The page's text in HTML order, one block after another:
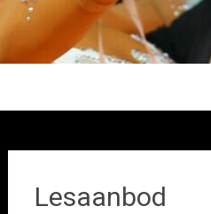
Lesaanbod